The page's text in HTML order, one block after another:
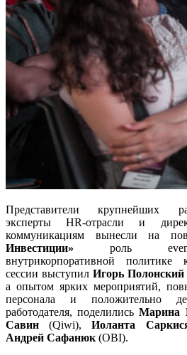
Представители крупнейших
эксперты HR-отрасли и
коммуникациям вынесли на
Инвестиции» роль
внутрикорпоративной политике
сессии выступил Игорь Полонский
а опытом ярких мероприятий,
персонала и положительно
работодателя, поделилисьМарина
Савин (Qiwi),Иоланта
Андрей Сафанюк(OBI).